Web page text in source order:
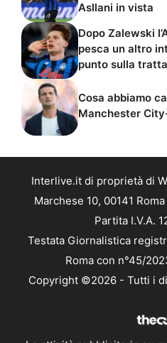
Asllani in vista
Dopo Zalewski
pesca un altro
punto sulla
Cosa abbiamo
Manchester
Interlive.it di proprietà di
Marchese 10, 00141
Partita I.V.A.
Testata Giornalistica
Roma con n°45/
Copyright ©2026 - Tutti i